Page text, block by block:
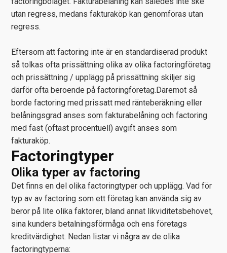
utan regress, medans fakturaköp kan genomföras utan
regress.
Eftersom att factoring inte är en standardiserad produkt
så tolkas ofta prissättning olika av olika factoringföretag
och prissättning / upplägg på prissättning skiljer sig
därför ofta beroende på factoringföretag.Däremot så
borde factoring med prissatt med ränteberäkning eller
belåningsgrad anses som fakturabelåning och factoring
med fast (oftast procentuell) avgift anses som
fakturaköp.
Factoringtyper
Olika typer av factoring
Det finns en del olika factoringtyper och upplägg. Vad för
typ av av factoring som ett företag kan använda sig av
beror på lite olika faktorer, bland annat likviditetsbehovet,
sina kunders betalningsförmåga och ens företags
kreditvärdighet. Nedan listar vi några av de olika
factoringtyperna: